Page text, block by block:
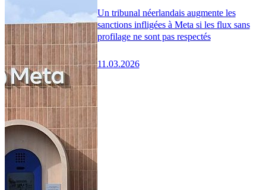
Un tribunal néerlandais augmente les
sanctions infligées à Meta si les flux sans
profilage ne sont pas respectés
11.03.2026